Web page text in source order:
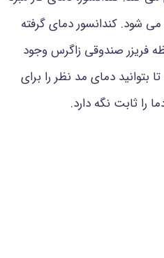
شود. کندانسور دمای گرفته
فریزر صندوقی زاگرس وجود
دمای مد نظر را برای
را ثابت نگه دارد.